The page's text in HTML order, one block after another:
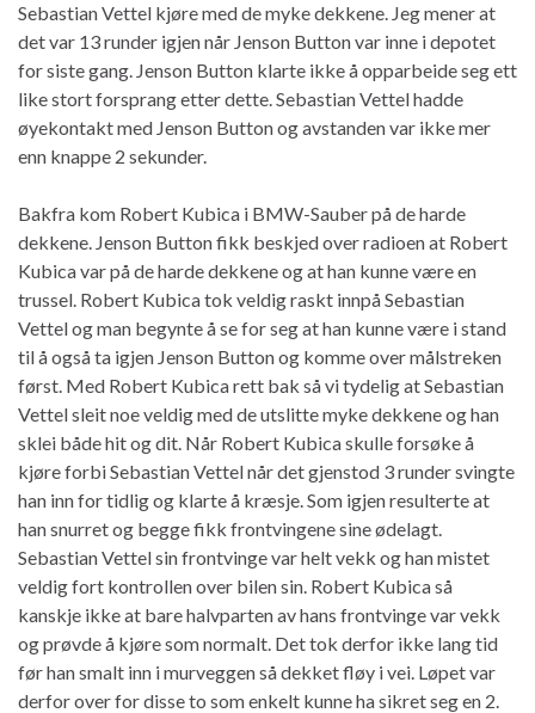
Sebastian Vettel kjøre med de myke dekkene. Jeg mener at
det var 13 runder igjen når Jenson Button var inne i depotet
for siste gang. Jenson Button klarte ikke å opparbeide seg ett
like stort forsprang etter dette. Sebastian Vettel hadde
øyekontakt med Jenson Button og avstanden var ikke mer
enn knappe 2 sekunder.
Bakfra kom Robert Kubica i BMW-Sauber på de harde
dekkene. Jenson Button fikk beskjed over radioen at Robert
Kubica var på de harde dekkene og at han kunne være en
trussel. Robert Kubica tok veldig raskt innpå Sebastian
Vettel og man begynte å se for seg at han kunne være i stand
til å også ta igjen Jenson Button og komme over målstreken
først. Med Robert Kubica rett bak så vi tydelig at Sebastian
Vettel sleit noe veldig med de utslitte myke dekkene og han
sklei både hit og dit. Når Robert Kubica skulle forsøke å
kjøre forbi Sebastian Vettel når det gjenstod 3 runder svingte
han inn for tidlig og klarte å kræsje. Som igjen resulterte at
han snurret og begge fikk frontvingene sine ødelagt.
Sebastian Vettel sin frontvinge var helt vekk og han mistet
veldig fort kontrollen over bilen sin. Robert Kubica så
kanskje ikke at bare halvparten av hans frontvinge var vekk
og prøvde å kjøre som normalt. Det tok derfor ikke lang tid
før han smalt inn i murveggen så dekket fløy i vei. Løpet var
derfor over for disse to som enkelt kunne ha sikret seg en 2.